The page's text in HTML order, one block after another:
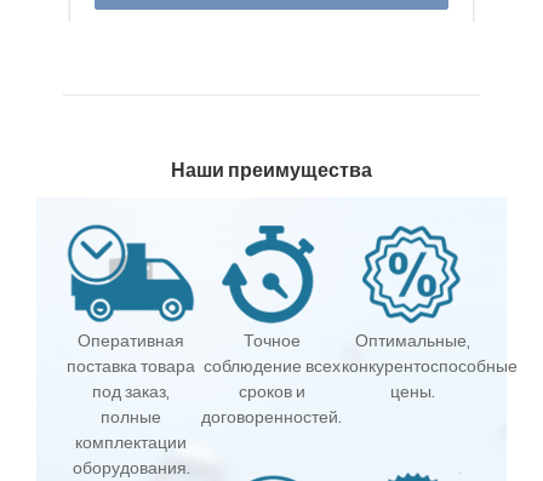
Наши преимущества
Оперативная
поставка товара
под заказ,
полные
комплектации
оборудования.
Точное
соблюдение всех
сроков и
договоренностей.
Оптимальные,
конкурентоспособные
цены.